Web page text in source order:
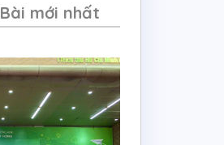
Bài mới nhất